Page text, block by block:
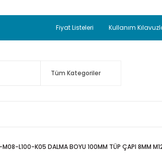
Ürünlerinde 50 Adet Alımlarda
Bayonet J Tip Termokupul
50.000,00TL ve Üzeri EMKO
Fiyat Listeleri Kullanım
L100-K05 DALMA BOYU 100MM TÜP ÇAPI 8MM